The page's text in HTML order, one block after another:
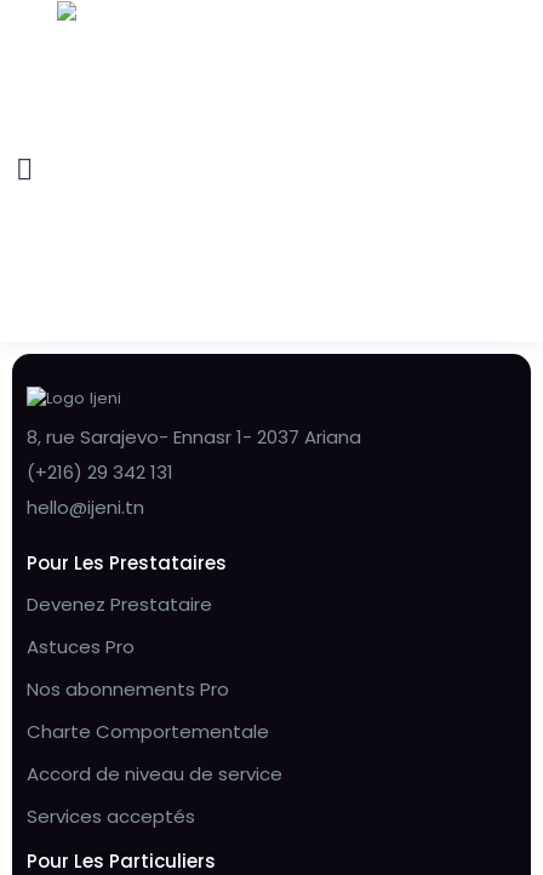
8, rue Sarajevo- Ennasr 1- 2037 Ariana
(+216) 29 342 131
hello@ijeni.tn
Pour Les Prestataires
Devenez Prestataire
Astuces Pro
Nos abonnements Pro
Charte Comportementale
Accord de niveau de service
Services acceptés
Pour Les Particuliers